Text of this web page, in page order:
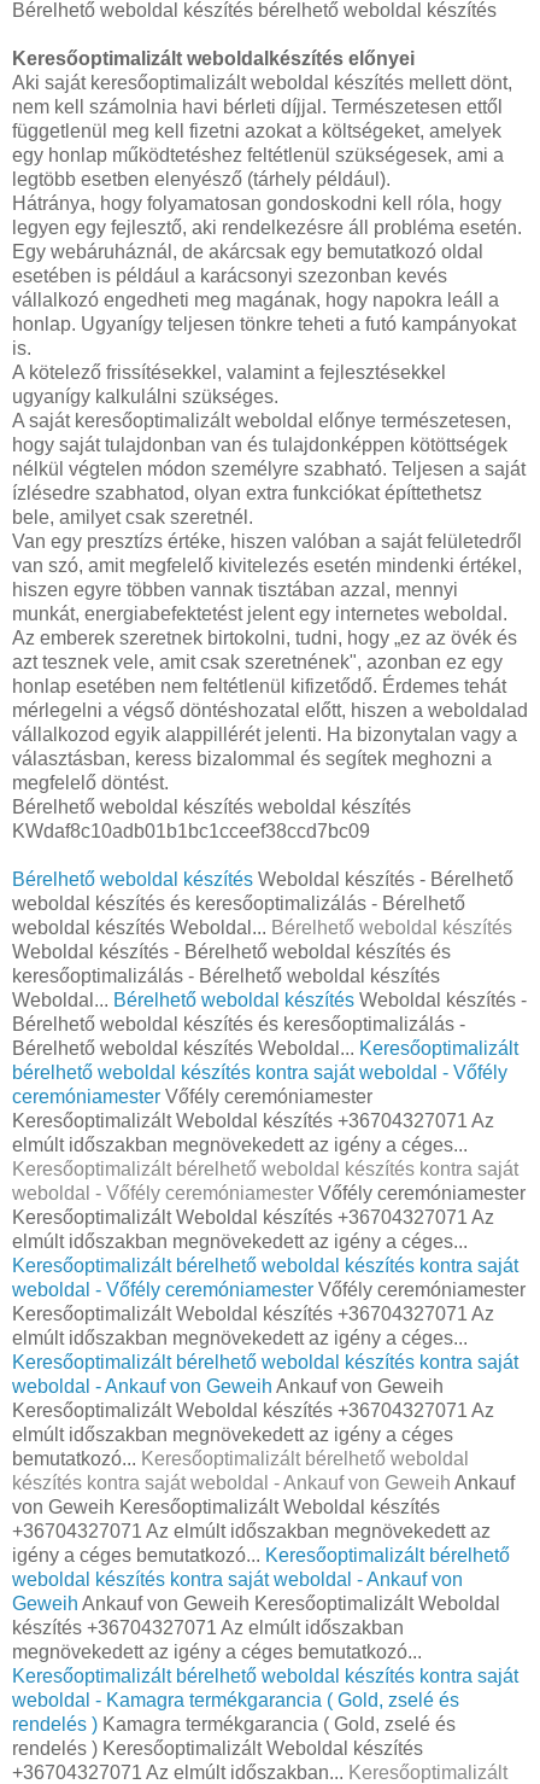
Bérelhető weboldal készítés bérelhető weboldal készítés
Keresőoptimalizált weboldalkészítés előnyei
Aki saját keresőoptimalizált weboldal készítés mellett dönt,
nem kell számolnia havi bérleti díjjal. Természetesen ettől
függetlenül meg kell fizetni azokat a költségeket, amelyek
egy honlap működtetéshez feltétlenül szükségesek, ami a
legtöbb esetben elenyésző (tárhely például).
Hátránya, hogy folyamatosan gondoskodni kell róla, hogy
legyen egy fejlesztő, aki rendelkezésre áll probléma esetén.
Egy webáruháznál, de akárcsak egy bemutatkozó oldal
esetében is például a karácsonyi szezonban kevés
vállalkozó engedheti meg magának, hogy napokra leáll a
honlap. Ugyanígy teljesen tönkre teheti a futó kampányokat
is.
A kötelező frissítésekkel, valamint a fejlesztésekkel
ugyanígy kalkulálni szükséges.
A saját keresőoptimalizált weboldal előnye természetesen,
hogy saját tulajdonban van és tulajdonképpen kötöttségek
nélkül végtelen módon személyre szabható. Teljesen a saját
ízlésedre szabhatod, olyan extra funkciókat építtethetsz
bele, amilyet csak szeretnél.
Van egy presztízs értéke, hiszen valóban a saját felületedről
van szó, amit megfelelő kivitelezés esetén mindenki értékel,
hiszen egyre többen vannak tisztában azzal, mennyi
munkát, energiabefektetést jelent egy internetes weboldal.
Az emberek szeretnek birtokolni, tudni, hogy „ez az övék és
azt tesznek vele, amit csak szeretnének", azonban ez egy
honlap esetében nem feltétlenül kifizetődő. Érdemes tehát
mérlegelni a végső döntéshozatal előtt, hiszen a weboldalad
vállalkozod egyik alappillérét jelenti. Ha bizonytalan vagy a
választásban, keress bizalommal és segítek meghozni a
megfelelő döntést.
Bérelhető weboldal készítés weboldal készítés
KWdaf8c10adb01b1bc1cceef38ccd7bc09
Bérelhető weboldal készítés Weboldal készítés - Bérelhető
weboldal készítés és keresőoptimalizálás - Bérelhető
weboldal készítés Weboldal... Bérelhető weboldal készítés
Weboldal készítés - Bérelhető weboldal készítés és
keresőoptimalizálás - Bérelhető weboldal készítés
Weboldal... Bérelhető weboldal készítés Weboldal készítés -
Bérelhető weboldal készítés és keresőoptimalizálás -
Bérelhető weboldal készítés Weboldal... Keresőoptimalizált
bérelhető weboldal készítés kontra saját weboldal - Vőfély
ceremóniamester Vőfély ceremóniamester
Keresőoptimalizált Weboldal készítés +36704327071 Az
elmúlt időszakban megnövekedett az igény a céges...
Keresőoptimalizált bérelhető weboldal készítés kontra saját
weboldal - Vőfély ceremóniamester Vőfély ceremóniamester
Keresőoptimalizált Weboldal készítés +36704327071 Az
elmúlt időszakban megnövekedett az igény a céges...
Keresőoptimalizált bérelhető weboldal készítés kontra saját
weboldal - Vőfély ceremóniamester Vőfély ceremóniamester
Keresőoptimalizált Weboldal készítés +36704327071 Az
elmúlt időszakban megnövekedett az igény a céges...
Keresőoptimalizált bérelhető weboldal készítés kontra saját
weboldal - Ankauf von Geweih Ankauf von Geweih
Keresőoptimalizált Weboldal készítés +36704327071 Az
elmúlt időszakban megnövekedett az igény a céges
bemutatkozó... Keresőoptimalizált bérelhető weboldal
készítés kontra saját weboldal - Ankauf von Geweih Ankauf
von Geweih Keresőoptimalizált Weboldal készítés
+36704327071 Az elmúlt időszakban megnövekedett az
igény a céges bemutatkozó... Keresőoptimalizált bérelhető
weboldal készítés kontra saját weboldal - Ankauf von
Geweih Ankauf von Geweih Keresőoptimalizált Weboldal
készítés +36704327071 Az elmúlt időszakban
megnövekedett az igény a céges bemutatkozó...
Keresőoptimalizált bérelhető weboldal készítés kontra saját
weboldal - Kamagra termékgarancia ( Gold, zselé és
rendelés ) Kamagra termékgarancia ( Gold, zselé és
rendelés ) Keresőoptimalizált Weboldal készítés
+36704327071 Az elmúlt időszakban... Keresőoptimalizált